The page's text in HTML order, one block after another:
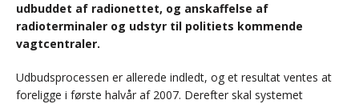
udbuddet af radionettet, og anskaffelse af
radioterminaler og udstyr til politiets kommende
vagtcentraler.
Udbudsprocessen er allerede indledt, og et resultat ventes at
foreligge i første halvår af 2007. Derefter skal systemet